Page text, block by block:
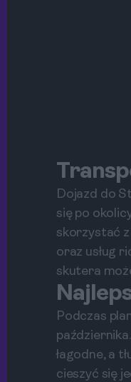
Dojazd do
się po
skorzystać
oraz usług
skutera
Podczas
łagodne, a
cieszyć się